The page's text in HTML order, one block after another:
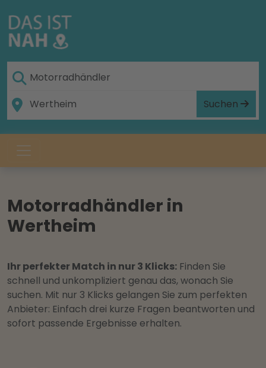
Suchen
Motorradhändler in
Wertheim
Ihr perfekter Match in nur 3 Klicks: Finden Sie
schnell und unkompliziert genau das, wonach Sie
suchen. Mit nur 3 Klicks gelangen Sie zum perfekten
Anbieter: Einfach drei kurze Fragen beantworten und
sofort passende Ergebnisse erhalten.